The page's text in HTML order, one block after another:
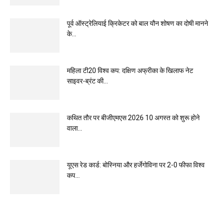
पूर्व ऑस्ट्रेलियाई क्रिकेटर को बाल यौन शोषण का दोषी मानने
के...
महिला टी20 विश्व कप: दक्षिण अफ्रीका के खिलाफ नेट
साइवर-ब्रंट की...
कथित तौर पर बीजीएमएस 2026 10 अगस्त को शुरू होने
वाला...
यूएस रेड कार्ड: बोस्निया और हर्जेगोविना पर 2-0 फीफा विश्व
कप...